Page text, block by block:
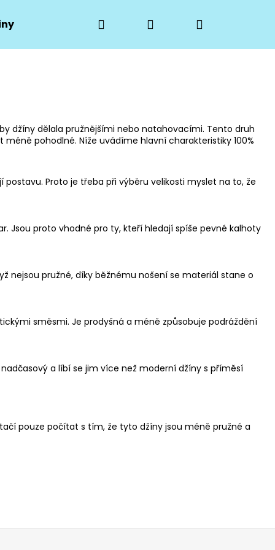
Hodnocení obchodu Moje objednávka
Hledat PřihlášeníNákupní
džíny dělala pružnějšími nebo natahovacími. Tento druh
pohodlné. Níže uvádíme hlavní charakteristiky 100%
Proto je třeba při výběru velikosti myslet na to, že
Jsou proto vhodné pro ty, kteří hledají spíše pevné kalhoty
nejsou pružné, díky běžnému nošení se materiál stane o
směsmi. Je prodyšná a méně způsobuje podráždění
a líbí se jim více než moderní džíny s příměsí
pouze počítat s tím, že tyto džíny jsou méně pružné a
S KAPUCÍ